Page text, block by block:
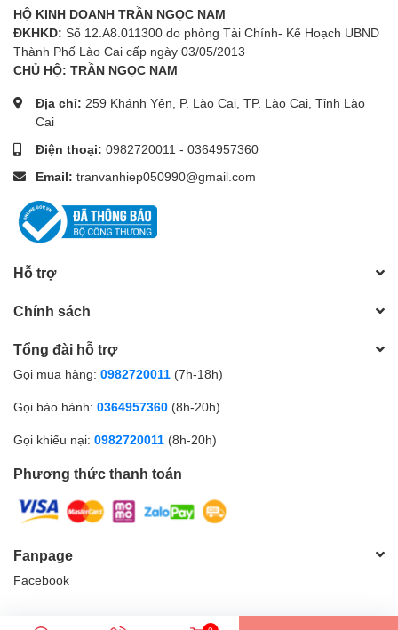
HỘ KINH DOANH TRẦN NGỌC NAM
ĐKHKD: Số 12.A8.011300 do phòng Tài Chính- Kế Hoạch UBND
Thành Phố Lào Cai cấp ngày 03/05/2013
CHỦ HỘ: TRẦN NGỌC NAM
Địa chỉ: 259 Khánh Yên, P. Lào Cai, TP. Lào Cai, Tỉnh Lào
Cai
Điện thoại: 0982720011 - 0364957360
Email: tranvanhiep050990@gmail.com
Hỗ trợ
Chính sách
Tổng đài hỗ trợ
Gọi mua hàng: 0982720011 (7h-18h)
Gọi bảo hành: 0364957360 (8h-20h)
Gọi khiếu nại: 0982720011 (8h-20h)
Phương thức thanh toán
Fanpage
Facebook